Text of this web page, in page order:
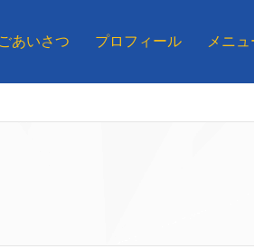
ごあいさつ プロフィール メニュ